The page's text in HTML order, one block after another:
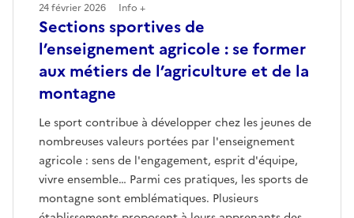
Sections sportives de
l’enseignement agricole : se former
aux métiers de l’agriculture et de la
montagne
Le sport contribue à développer chez les jeunes de
nombreuses valeurs portées par l'enseignement
agricole : sens de l'engagement, esprit d'équipe,
vivre ensemble… Parmi ces pratiques, les sports de
montagne sont emblématiques. Plusieurs
24 février 2026 Info +